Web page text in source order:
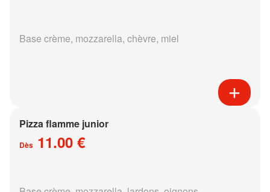
Base crème, mozzarella, chèvre, miel
Pizza flamme junior
Dès 11.00 €